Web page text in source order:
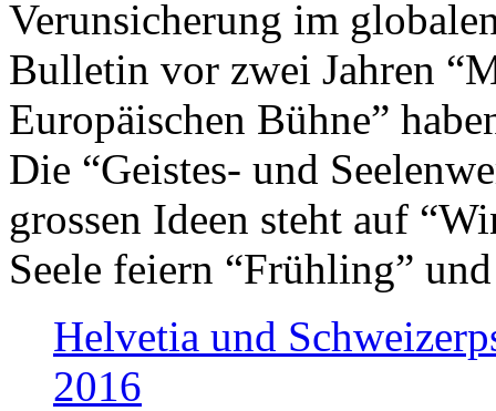
Verunsicherung im
Bulletin vor zwei Jahren
Europäischen Bühne”
Die “Geistes- und
grossen Ideen steht auf
Seele feiern “Frühling”
Helvetia und
2016